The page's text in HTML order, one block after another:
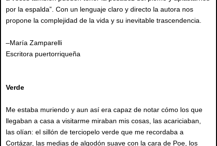
por la espalda”. Con un lenguaje claro y directo la autora nos
propone la complejidad de la vida y su inevitable trascendencia.
–María Zamparelli
Escritora puertorriqueña
Verde
Me estaba muriendo y aun así era capaz de notar cómo los que
llegaban a casa a visitarme miraban mis cosas, las acariciaban,
las olían: el sillón de terciopelo verde que me recordaba a
Cortázar, las medias de algodón suave con la cara de Poe, los